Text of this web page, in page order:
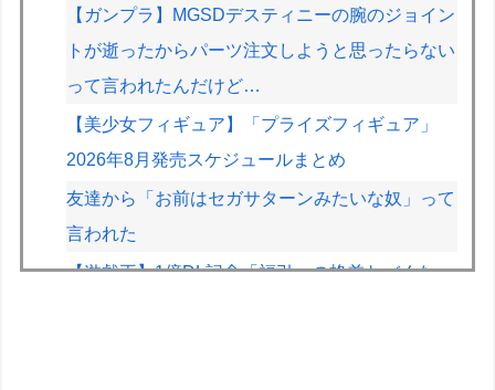
【ガンプラ】MGSDデスティニーの腕のジョイン
トが逝ったからパーツ注文しようと思ったらない
って言われたんだけど…
【美少女フィギュア】「プライズフィギュア」
2026年8月発売スケジュールまとめ
友達から「お前はセガサターンみたいな奴」って
言われた
【遊戯王】1億DL記念「福引」の格差ヤバくな